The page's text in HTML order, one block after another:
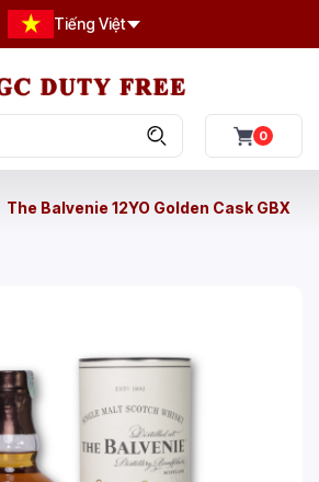
Tiếng Việt
0
The Balvenie 12YO Golden Cask GBX